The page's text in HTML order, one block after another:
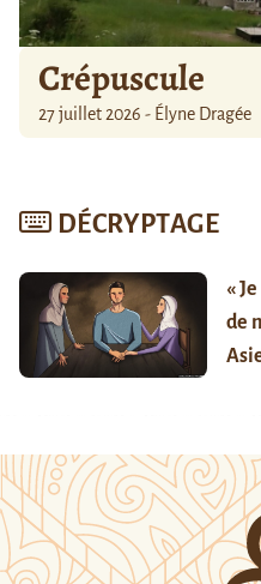
Crépuscule
27 juillet 2026 - Élyne Dragée
DÉCRYPTAGE
«
de